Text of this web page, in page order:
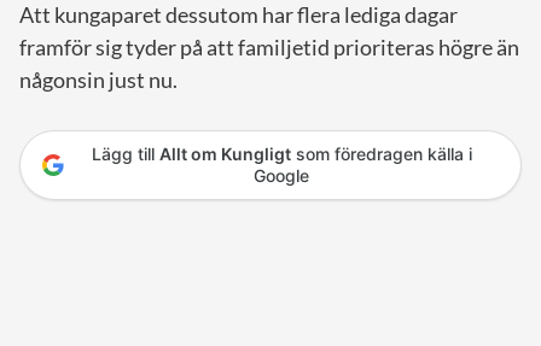
Att kungaparet dessutom har flera lediga dagar
framför sig tyder på att familjetid prioriteras högre än
någonsin just nu.
Lägg till Allt om Kungligtsom föredragen källa i
Google